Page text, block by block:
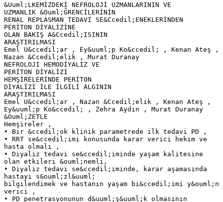
&Uuml;LKEMİZDEKİ NEFROLOJİ UZMANLARININ VE
UZMANLIK &Ouml;ĞRENCİLERİNİN
RENAL REPLASMAN TEDAVİ SE&Ccedil;ENEKLERİNDEN
PERİTON DİYALİZİNE
OLAN BAKIŞ A&Ccedil;ISININ
ARAŞTIRILMASI
Emel U&ccedil;ar , Ey&uuml;p Ko&ccedil; , Kenan Ateş ,
Nazan &Ccedil;elik , Murat Duranay
NEFROLOJİ HEMODİYALİZ VE
PERİTON DİYALİZİ
HEMŞİRELERİNDE PERİTON
DİYALİZİ İLE İLGİLİ ALGININ
ARAŞTIRILMASI
Emel U&ccedil;ar , Nazan &Ccedil;elik , Kenan Ateş ,
Ey&uuml;p Ko&ccedil; , Zehra Aydın , Murat Duranay
&Ouml;ZETLE
Hemşireler ,
• Bir &ccedil;ok klinik parametrede ilk tedavi PD ,
• RRT se&ccedil;imi konusunda karar verici hekim ve
hasta olmalı ,
• Diyaliz tedavi se&ccedil;iminde yaşam kalitesine
olan etkileri &ouml;nemli,
• Diyaliz tedavi se&ccedil;iminde, karar aşamasında
hastayı s&ouml;zl&uuml;
bilgilendimek ve hastanın yaşam bi&ccedil;imi y&ouml;n
verici ,
• PD penetrasyonunun d&uuml;ş&uuml;k olmasının